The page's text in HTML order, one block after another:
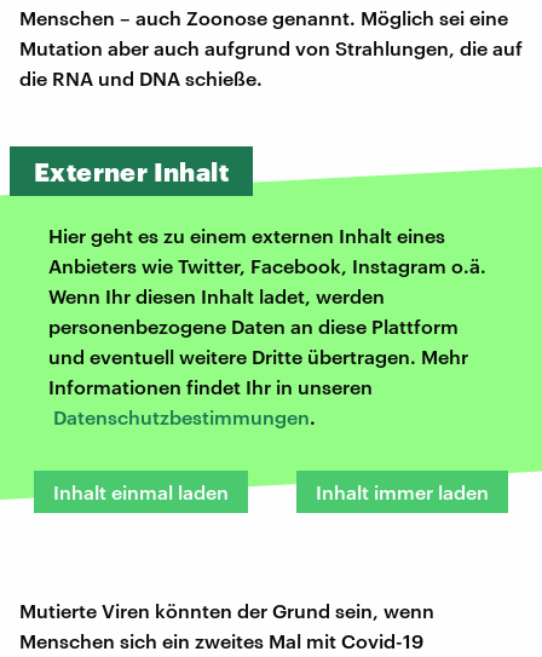
Menschen – auch Zoonose genannt. Möglich sei eine
Mutation aber auch aufgrund von Strahlungen, die auf
die RNA und DNA schieße.
Externer Inhalt
Hier geht es zu einem externen Inhalt eines
Anbieters wie Twitter, Facebook, Instagram o.ä.
Wenn Ihr diesen Inhalt ladet, werden
personenbezogene Daten an diese Plattform
und eventuell weitere Dritte übertragen. Mehr
Informationen findet Ihr in unseren
Datenschutzbestimmungen.
Inhalt einmal laden Inhalt immer laden
Mutierte Viren könnten der Grund sein, wenn
Menschen sich ein zweites Mal mit Covid-19